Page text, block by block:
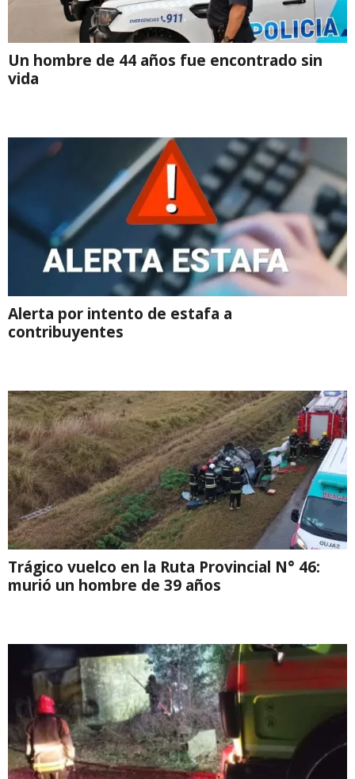
Un hombre de 44 años fue encontrado sin
vida
Alerta por intento de estafa a
contribuyentes
Trágico vuelco en la Ruta Provincial N° 46:
murió un hombre de 39 años